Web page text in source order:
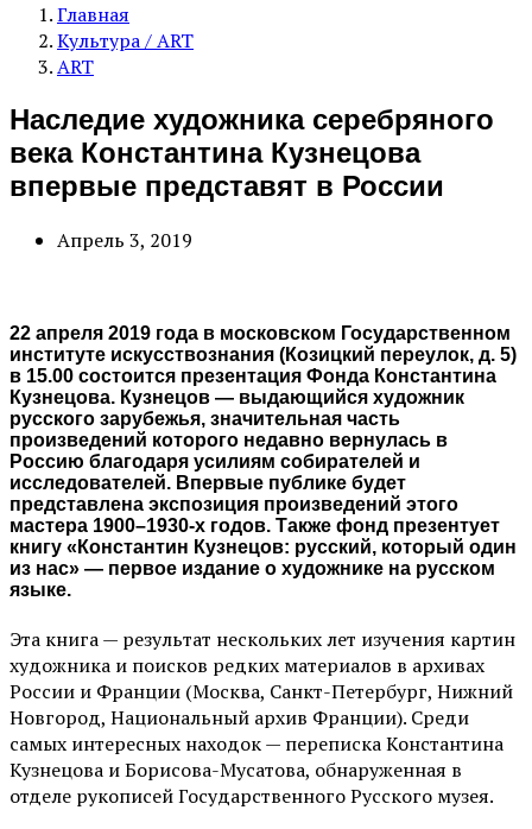
Главная
Культура / ART
ART
Наследие художника серебряного
века Константина Кузнецова
впервые представят в России
Апрель 3, 2019
22 апреля 2019 года в московском Государственном
институте искусствознания (Козицкий переулок, д. 5)
в 15.00 состоится презентация Фонда Константина
Кузнецова. Кузнецов — выдающийся художник
русского зарубежья, значительная часть
произведений которого недавно вернулась в
Россию благодаря усилиям собирателей и
исследователей. Впервые публике будет
представлена экспозиция произведений этого
мастера 1900–1930-х годов. Также фонд презентует
книгу «Константин Кузнецов: русский, который один
из нас» — первое издание о художнике на русском
языке.
Эта книга — результат нескольких лет изучения картин
художника и поисков редких материалов в архивах
России и Франции (Москва, Санкт-Петербург, Нижний
Новгород, Национальный архив Франции). Среди
самых интересных находок — переписка Константина
Кузнецова и Борисова-Мусатова, обнаруженная в
отделе рукописей Государственного Русского музея.